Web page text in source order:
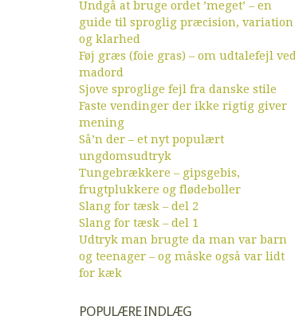
Undgå at bruge ordet ’meget’ – en
guide til sproglig præcision, variation
og klarhed
Føj græs (foie gras) – om udtalefejl ved
madord
Sjove sproglige fejl fra danske stile
Faste vendinger der ikke rigtig giver
mening
Så’n der – et nyt populært
ungdomsudtryk
Tungebrækkere – gipsgebis,
frugtplukkere og flødeboller
Slang for tæsk – del 2
Slang for tæsk – del 1
Udtryk man brugte da man var barn
og teenager – og måske også var lidt
for kæk
POPULÆRE INDLÆG